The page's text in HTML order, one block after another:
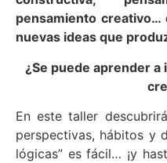
pensamiento creativo…
nuevas ideas que
¿Se puede aprender a
En este taller
perspectivas, hábitos y
lógicas” es fácil… ¡y